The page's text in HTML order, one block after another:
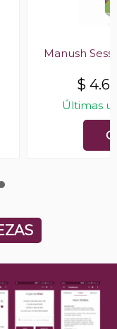
Manush
$
Últimas